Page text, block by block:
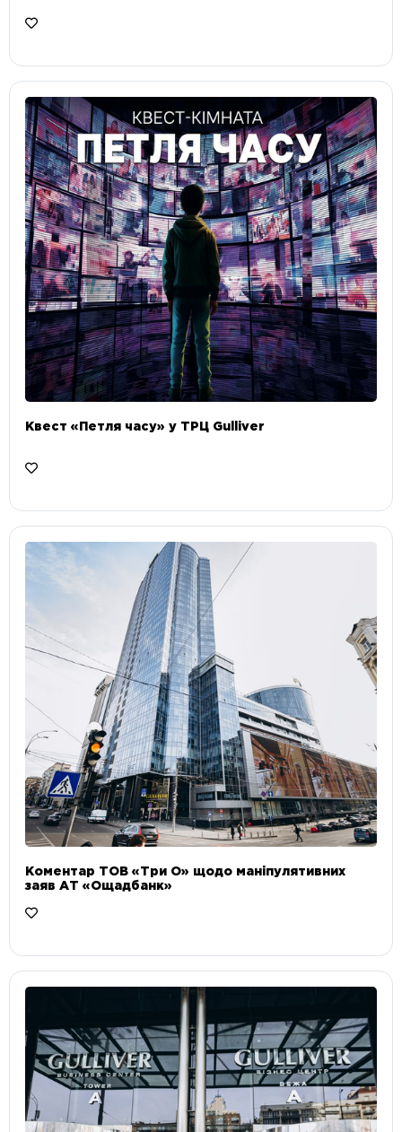
Квест «Петля часу» у ТРЦ Gulliver
Коментар ТОВ «Три О» щодо маніпулятивних
заяв АТ «Ощадбанк»